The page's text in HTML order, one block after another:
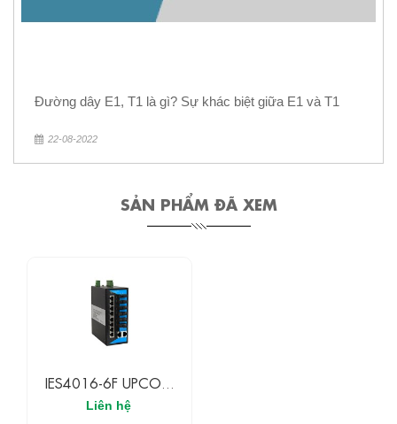
Đường dây E1, T1 là gì? Sự khác biệt giữa E1 và T1
22-08-2022
SẢN PHẨM ĐÃ XEM
IES4016-6F UPCOM
Switch Ethernet Công
Liên hệ